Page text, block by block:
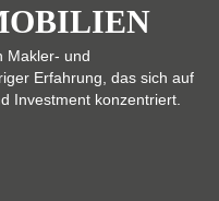
Makler- und
Erfahrung, das sich auf
Investment konzentriert.